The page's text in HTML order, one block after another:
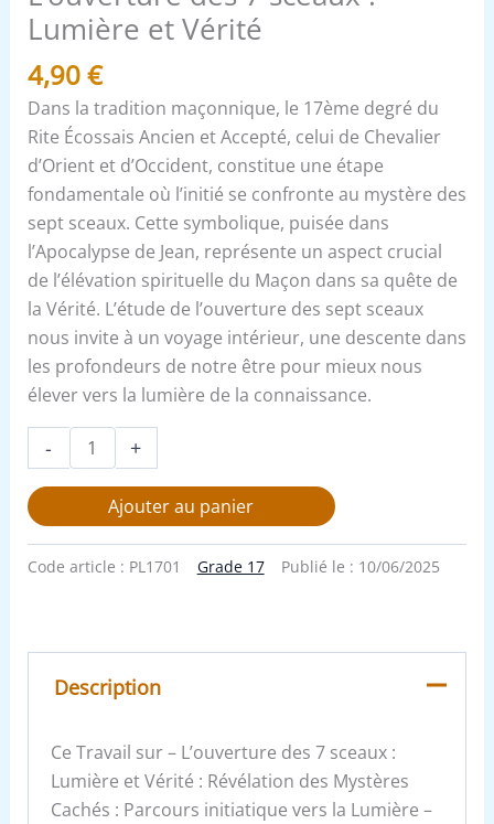
Lumière et Vérité
4,90€
Dans la tradition maçonnique, le 17ème degré du
Rite Écossais Ancien et Accepté, celui de Chevalier
d’Orient et d’Occident, constitue une étape
fondamentale où l’initié se confronte au mystère des
sept sceaux. Cette symbolique, puisée dans
l’Apocalypse de Jean, représente un aspect crucial
de l’élévation spirituelle du Maçon dans sa quête de
la Vérité. L’étude de l’ouverture des sept sceaux
nous invite à un voyage intérieur, une descente dans
les profondeurs de notre être pour mieux nous
élever vers la lumière de la connaissance.
- +
Ajouter au panier
Code article : PL1701 Grade 17 Publié le : 10/06/2025
Description
Ce Travail sur – L’ouverture des 7 sceaux :
Lumière et Vérité : Révélation des Mystères
Cachés : Parcours initiatique vers la Lumière –